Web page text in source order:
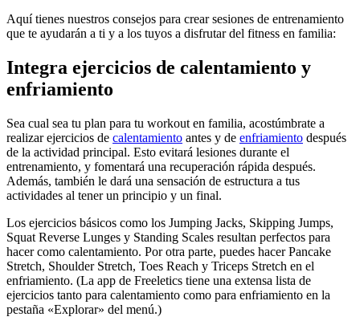
Aquí tienes nuestros consejos para crear sesiones de entrenamiento
que te ayudarán a ti y a los tuyos a disfrutar del fitness en familia:
Integra ejercicios de calentamiento y
enfriamiento
Sea cual sea tu plan para tu workout en familia, acostúmbrate a
realizar ejercicios de calentamiento antes y de enfriamiento después
de la actividad principal. Esto evitará lesiones durante el
entrenamiento, y fomentará una recuperación rápida después.
Además, también le dará una sensación de estructura a tus
actividades al tener un principio y un final.
Los ejercicios básicos como los Jumping Jacks, Skipping Jumps,
Squat Reverse Lunges y Standing Scales resultan perfectos para
hacer como calentamiento. Por otra parte, puedes hacer Pancake
Stretch, Shoulder Stretch, Toes Reach y Triceps Stretch en el
enfriamiento. (La app de Freeletics tiene una extensa lista de
ejercicios tanto para calentamiento como para enfriamiento en la
pestaña «Explorar» del menú.)